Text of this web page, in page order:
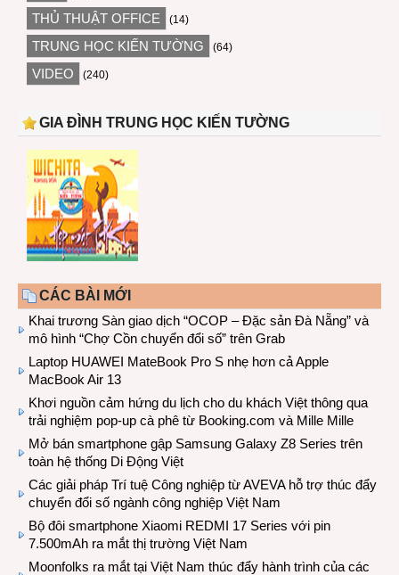
THỦ THUẬT OFFICE (14)
TRUNG HỌC KIẾN TƯỜNG (64)
VIDEO (240)
GIA ĐÌNH TRUNG HỌC KIẾN TƯỜNG
CÁC BÀI MỚI
Khai trương Sàn giao dịch “OCOP – Đặc sản Đà Nẵng” và
mô hình “Chợ Cồn chuyển đổi số” trên Grab
Laptop HUAWEI MateBook Pro S nhẹ hơn cả Apple
MacBook Air 13
Khơi nguồn cảm hứng du lịch cho du khách Việt thông qua
trải nghiệm pop-up cà phê từ Booking.com và Mille Mille
Mở bán smartphone gập Samsung Galaxy Z8 Series trên
toàn hệ thống Di Động Việt
Các giải pháp Trí tuệ Công nghiệp từ AVEVA hỗ trợ thúc đẩy
chuyển đổi số ngành công nghiệp Việt Nam
Bộ đôi smartphone Xiaomi REDMI 17 Series với pin
7.500mAh ra mắt thị trường Việt Nam
Moonfolks ra mắt tại Việt Nam thúc đẩy hành trình của các